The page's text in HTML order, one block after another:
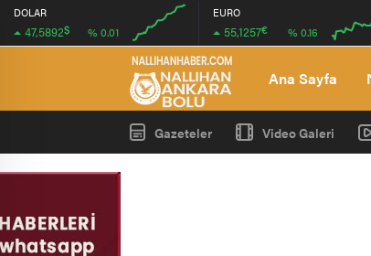
DOLAR
47,5892$ % 0.01
00:00 00:00
EURO
55,1257€ % 0.16
Ana Sayfa
Gazeteler Video Galeri